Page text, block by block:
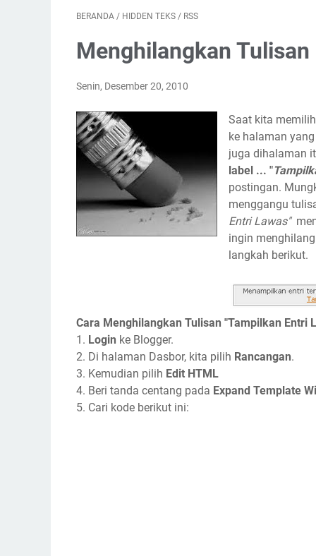
BERANDA / HIDDEN TEKS / RSS
Menghilangkan
Senin, Desember 20, 2010
Saat kita
ke halaman
juga dihalaman
label ... "
postingan.
menggangu
Entri Lawas"
ingin
langkah berikut.
Cara Menghilangkan Tulisan "Tampilkan Entri
1. Login ke Blogger.
2. Di halaman Dasbor, kita pilih Rancangan.
3. Kemudian pilih Edit HTML
4. Beri tanda centang pada Expand Template
5. Cari kode berikut ini: